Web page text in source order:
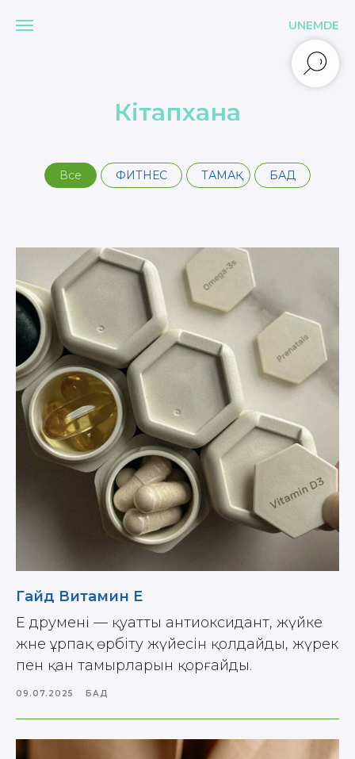
UNEMDE
Кітапхана
Все ФИТНЕС ТАМАҚ БАД
Гайд Витамин Е
E дәрумені — қуатты антиоксидант, жүйке
және ұрпақ өрбіту жүйесін қолдайды, жүрек
пен қан тамырларын қорғайды.
09.07.2025 БАД